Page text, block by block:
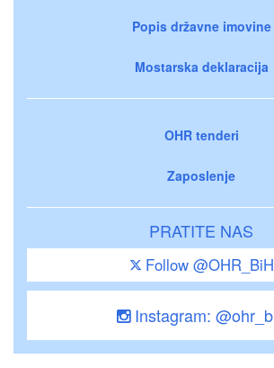
Popis državne imovine
Mostarska deklaracija
OHR tenderi
Zaposlenje
PRATITE NAS
Follow @OHR_BiH
Instagram: